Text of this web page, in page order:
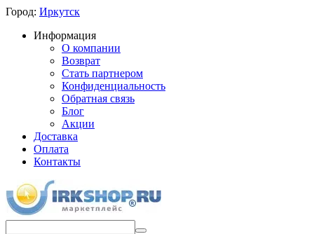
Город: Иркутск
Информация
О компании
Возврат
Стать партнером
Конфиденциальность
Обратная связь
Блог
Акции
Доставка
Оплата
Контакты